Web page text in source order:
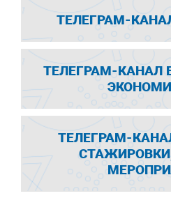
ТЕЛЕГРАМ-
ТЕЛЕГРАМ-КАНАЛ
ТЕЛЕГРАМ-